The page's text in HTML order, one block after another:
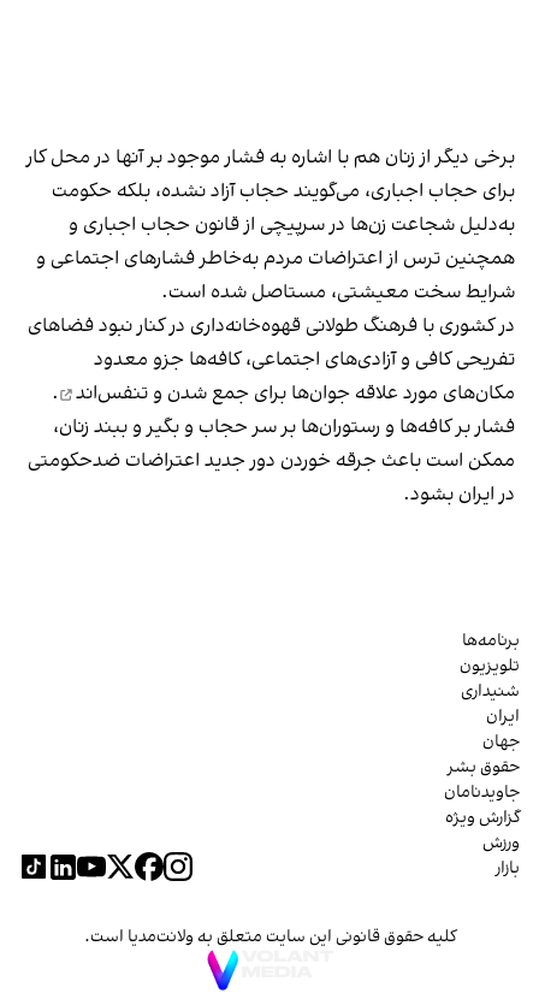
برخی دیگر از زنان هم با اشاره به فشار موجود بر آنها در محل کار
برای حجاب اجباری، می‌گویند حجاب آزاد نشده، بلکه حکومت
به‌دلیل شجاعت زن‌ها در سرپیچی از قانون حجاب اجباری و
همچنین ترس از اعتراضات مردم به‌خاطر فشارهای اجتماعی و
شرایط سخت معیشتی، مستاصل شده است.
در کشوری با فرهنگ طولانی قهوه‌‌خانه‌داری در کنار نبود فضاهای
تفریحی کافی و آزادی‌های اجتماعی، کافه‌ها جزو معدود
مکان‌های مورد علاقه جوان‌ها برای جمع شدن و تنفس‌اند
.
فشار بر کافه‌ها و رستوران‌ها بر سر حجاب و بگیر و ببند زنان،
ممکن است باعث جرقه خوردن دور جدید اعتراضات ضدحکومتی
در ایران بشود.
برنامه‌ها
تلویزیون
شنیداری
ایران
جهان
حقوق بشر
جاویدنامان
گزارش ویژه
ورزش
بازار
کلیه حقوق قانونی این سایت متعلق به ولانت‌مدیا است.